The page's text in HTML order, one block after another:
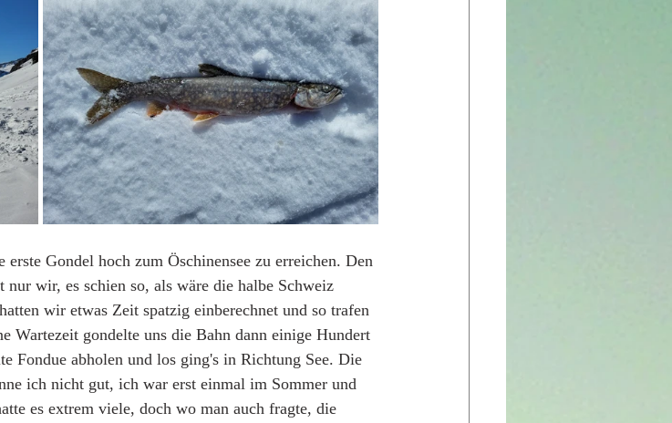
Gondel hoch zum Öschinensee zu erreichen. Den
wir, es schien so, als wäre die halbe Schweiz
wir etwas Zeit spatzig einberechnet und so trafen
Wartezeit gondelte uns die Bahn dann einige Hundert
Fondue abholen und los ging's in Richtung See. Die
ich nicht gut, ich war erst einmal im Sommer und
es extrem viele, doch wo man auch fragte, die